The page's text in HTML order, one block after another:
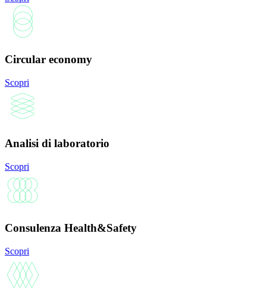
Circular economy
Scopri
Analisi di laboratorio
Scopri
Consulenza Health&Safety
Scopri